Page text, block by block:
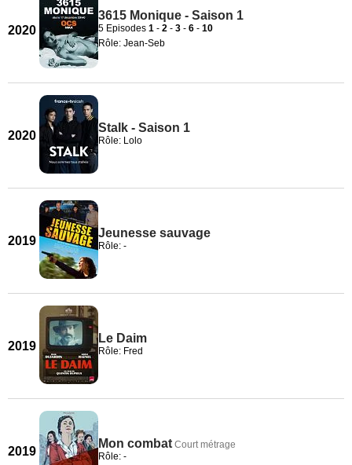
2020
3615 Monique - Saison 1
5 Episodes 1 - 2 - 3 - 6 - 10
Rôle: Jean-Seb
2020
Stalk - Saison 1
Rôle: Lolo
2019
Jeunesse sauvage
Rôle: -
2019
Le Daim
Rôle: Fred
2019
Mon combat Court métrage
Rôle: -